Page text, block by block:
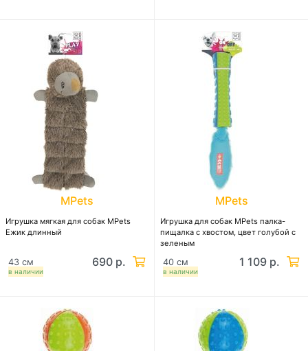
MPets
Игрушка мягкая для собак MPets
Ежик длинный
в наличии
43 см 690 р.
MPets
Игрушка для собак MPets палка-
пищалка с хвостом, цвет голубой с
зеленым
в наличии
40 см 1 109 р.